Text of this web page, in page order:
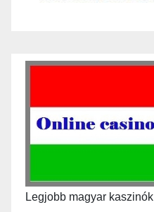
Legjobb magyar kaszinók